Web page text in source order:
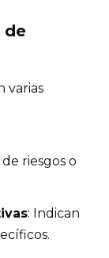
de
varias
riesgos o
: Indican